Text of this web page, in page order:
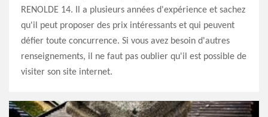
RENOLDE 14. Il a plusieurs années d'expérience et sachez
qu'il peut proposer des prix intéressants et qui peuvent
défier toute concurrence. Si vous avez besoin d'autres
renseignements, il ne faut pas oublier qu'il est possible de
visiter son site internet.